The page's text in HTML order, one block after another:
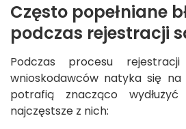
Często popełniane
podczas rejestracji
Podczas procesu
wnioskodawców natyka się
potrafią znacząco
najczęstsze z nich: